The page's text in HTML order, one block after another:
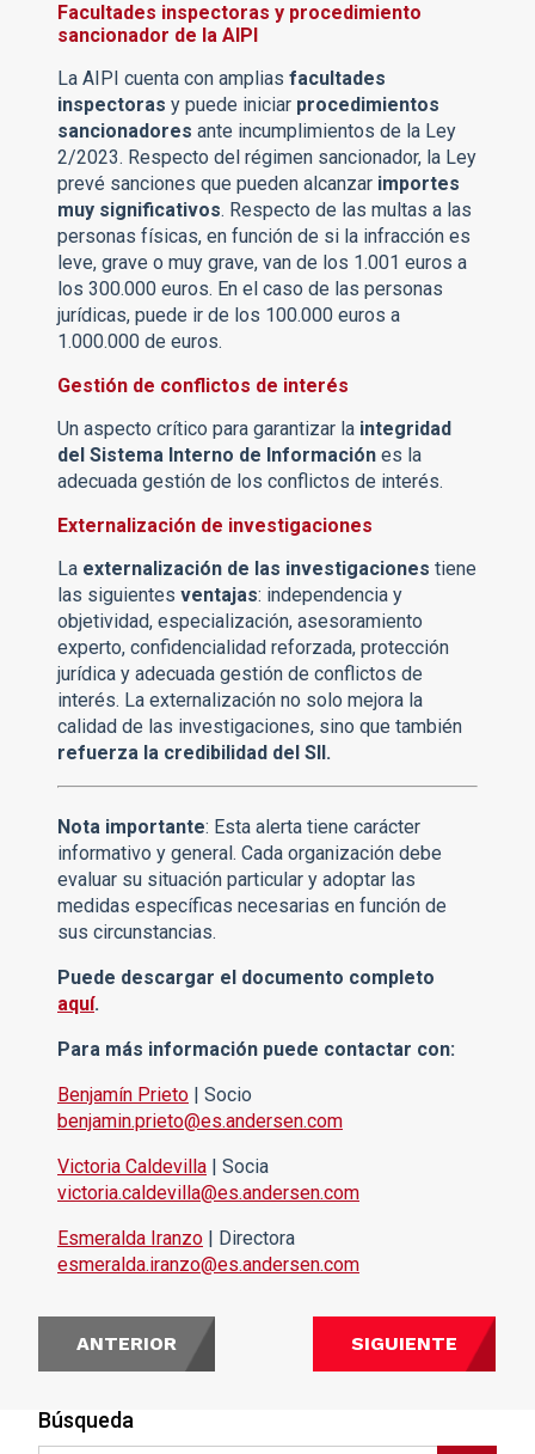
Búsqueda
Facultades inspectoras y procedimiento
sancionador de la AIPI
La AIPI cuenta con amplias facultades
inspectoras y puede iniciar procedimientos
sancionadores ante incumplimientos de la Ley
2/2023. Respecto del régimen sancionador, la Ley
prevé sanciones que pueden alcanzar importes
muy significativos. Respecto de las multas a las
personas físicas, en función de si la infracción es
leve, grave o muy grave, van de los 1.001 euros a
los 300.000 euros. En el caso de las personas
jurídicas, puede ir de los 100.000 euros a
1.000.000 de euros.
Gestión de conflictos de interés
Un aspecto crítico para garantizar la integridad
del Sistema Interno de Información es la
adecuada gestión de los conflictos de interés.
Externalización de investigaciones
La externalización de las investigaciones tiene
las siguientes ventajas: independencia y
objetividad, especialización, asesoramiento
experto, confidencialidad reforzada, protección
jurídica y adecuada gestión de conflictos de
interés. La externalización no solo mejora la
calidad de las investigaciones, sino que también
refuerza la credibilidad del SII.
Nota importante: Esta alerta tiene carácter
informativo y general. Cada organización debe
evaluar su situación particular y adoptar las
medidas específicas necesarias en función de
sus circunstancias.
Puede descargar el documento completo
aquí.
Para más información puede contactar con:
Benjamín Prieto | Socio
benjamin.prieto@es.andersen.com
Victoria Caldevilla | Socia
victoria.caldevilla@es.andersen.com
Esmeralda Iranzo | Directora
esmeralda.iranzo@es.andersen.com
ANTERIOR SIGUIENTE